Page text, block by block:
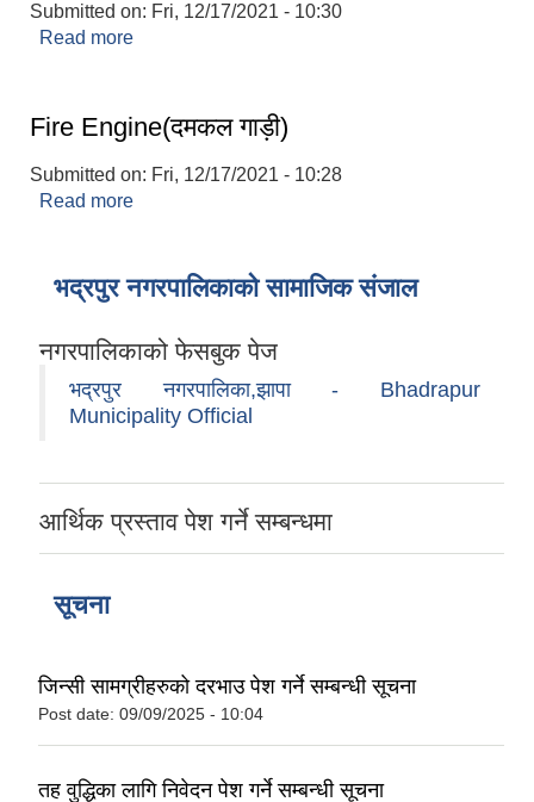
Submitted on: Fri, 12/17/2021 - 10:30
Read more
Fire Engine(दमकल गाड़ी)
Submitted on: Fri, 12/17/2021 - 10:28
Read more
भद्रपुर नगरपालिकाको सामाजिक संजाल
नगरपालिकाको फेसबुक पेज
भद्रपुर नगरपालिका,झापा - Bhadrapur
Municipality Official
आर्थिक प्रस्ताव पेश गर्ने सम्बन्धमा
सूचना
जिन्सी सामग्रीहरुको दरभाउ पेश गर्ने सम्बन्धी सूचना
Post date: 09/09/2025 - 10:04
तह वुद्धिका लागि निवेदन पेश गर्ने सम्बन्धी सूचना